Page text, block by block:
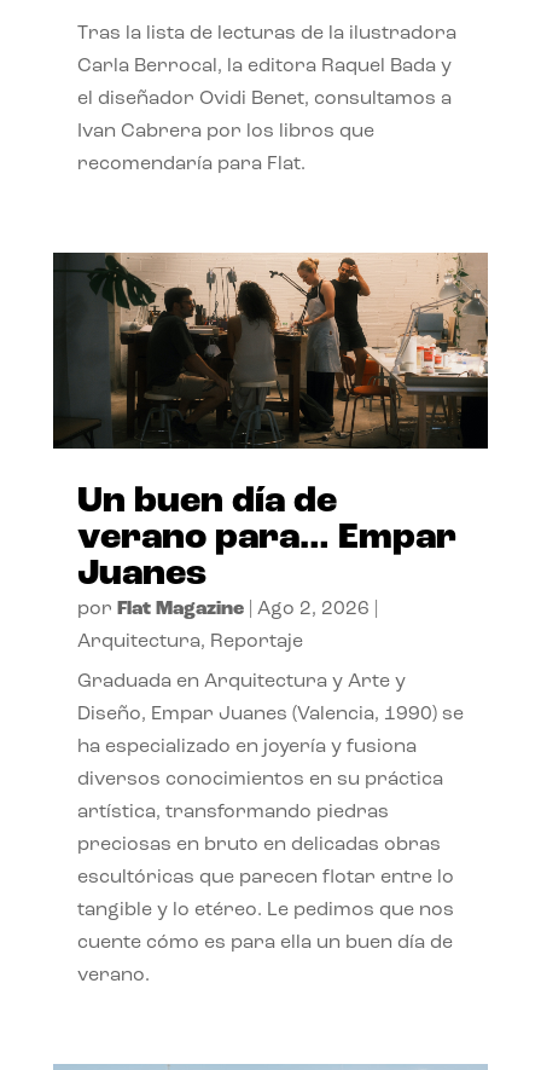
Tras la lista de lecturas de la ilustradora
Carla Berrocal, la editora Raquel Bada y
el diseñador Ovidi Benet, consultamos a
Ivan Cabrera por los libros que
recomendaría para Flat.
Un buen día de
verano para… Empar
Juanes
por Flat Magazine| Ago 2, 2026
Arquitectura, Reportaje
Graduada en Arquitectura y Arte y
Diseño, Empar Juanes (Valencia, 1990) se
ha especializado en joyería y fusiona
diversos conocimientos en su práctica
artística, transformando piedras
preciosas en bruto en delicadas obras
escultóricas que parecen flotar entre lo
tangible y lo etéreo. Le pedimos que nos
cuente cómo es para ella un buen día de
verano.